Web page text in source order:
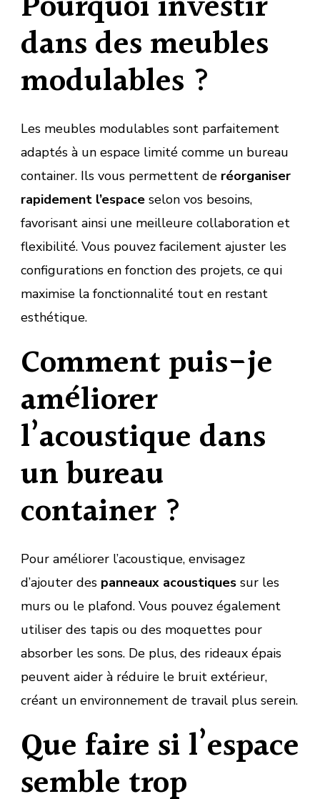
dans des meubles
modulables ?
Les meubles modulables sont parfaitement
adaptés à un espace limité comme un bureau
container. Ils vous permettent de réorganiser
rapidement l’espace selon vos besoins,
favorisant ainsi une meilleure collaboration et
flexibilité. Vous pouvez facilement ajuster les
configurations en fonction des projets, ce qui
maximise la fonctionnalité tout en restant
esthétique.
Comment puis-je
améliorer
l’acoustique dans
un bureau
container ?
Pour améliorer l’acoustique, envisagez
d’ajouter des panneaux acoustiques sur les
murs ou le plafond. Vous pouvez également
utiliser des tapis ou des moquettes pour
absorber les sons. De plus, des rideaux épais
peuvent aider à réduire le bruit extérieur,
créant un environnement de travail plus serein.
Que faire si l’espace
semble trop